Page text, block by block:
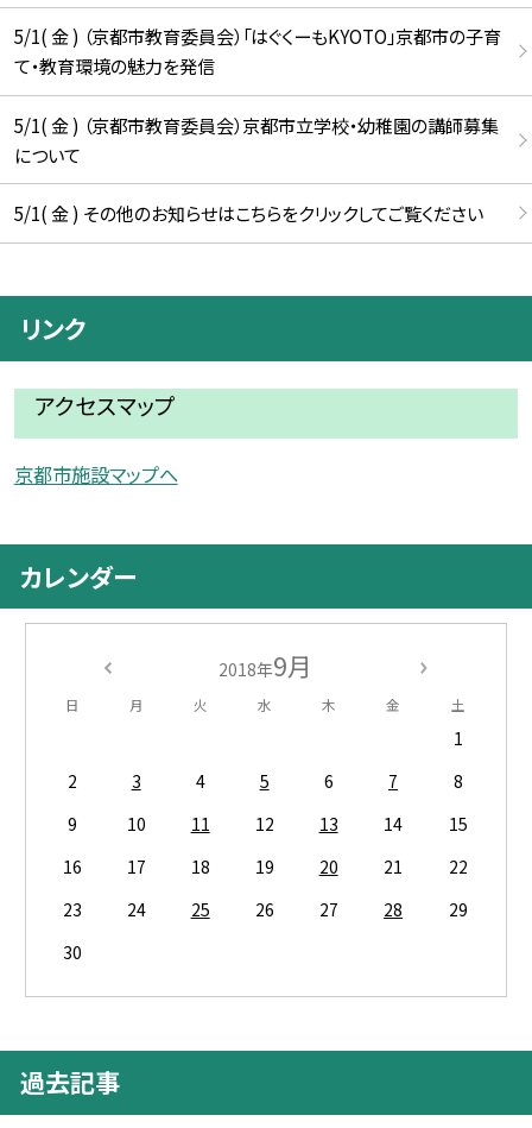
5/1( 金 ) （京都市教育委員会）「はぐくーもKYOTO」京都市の子育
て・教育環境の魅力を発信
5/1( 金 ) （京都市教育委員会）京都市立学校・幼稚園の講師募集
について
5/1( 金 ) その他のお知らせはこちらをクリックしてご覧ください
リンク
アクセスマップ
京都市施設マップへ
カレンダー
2018年9月
日 月 火 水 木 金 土
1
2
3 4 5 6 7
8
9
10 11 12 13 14
15
16
17 18 19 20 21
22
23
24 25 26 27 28
29
30
過去記事